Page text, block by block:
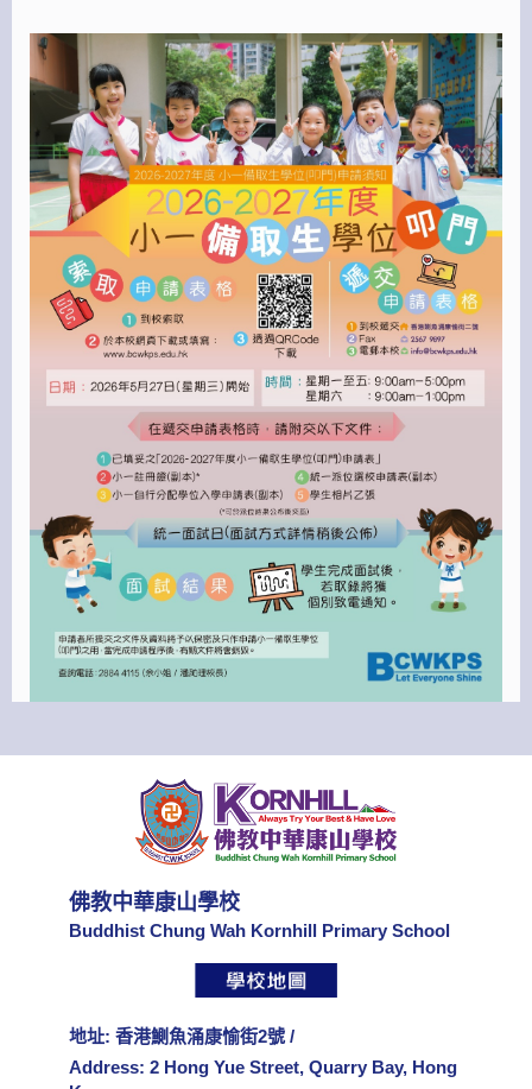
佛教中華康山學校
Buddhist Chung Wah Kornhill Primary School
地址: 香港鰂魚涌康愉街2號 /
Address: 2 Hong Yue Street, Quarry Bay, Hong